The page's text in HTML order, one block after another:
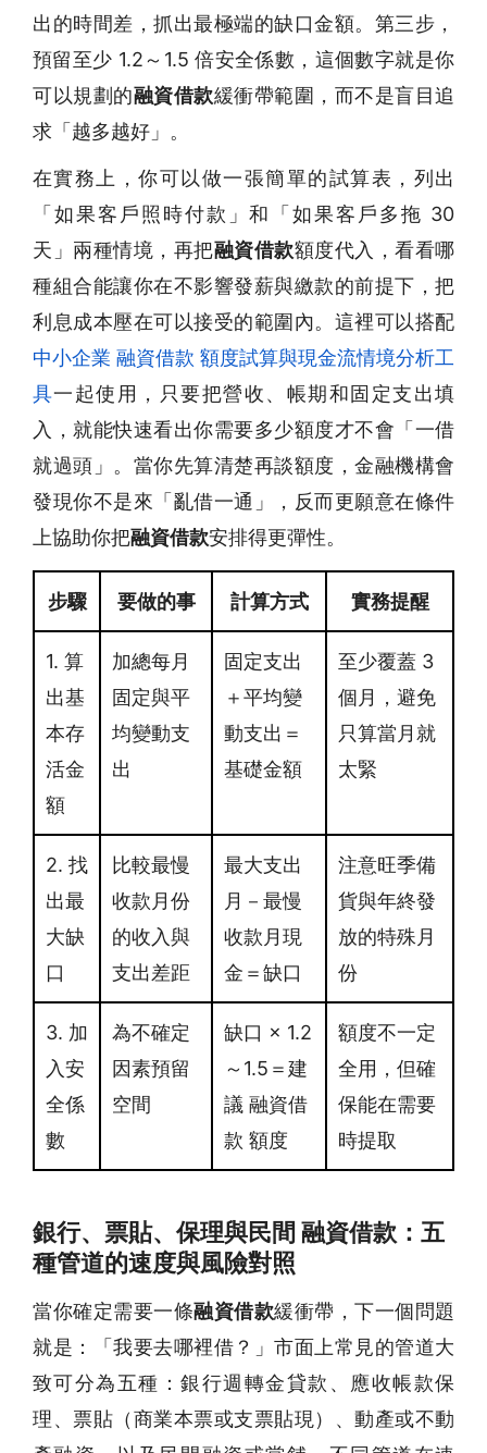
出的時間差，抓出最極端的缺口金額。第三步，
預留至少 1.2～1.5 倍安全係數，這個數字就是你
可以規劃的融資借款緩衝帶範圍，而不是盲目追
求「越多越好」。
在實務上，你可以做一張簡單的試算表，列出
「如果客戶照時付款」和「如果客戶多拖 30
天」兩種情境，再把融資借款額度代入，看看哪
種組合能讓你在不影響發薪與繳款的前提下，把
利息成本壓在可以接受的範圍內。這裡可以搭配
中小企業 融資借款 額度試算與現金流情境分析工
具一起使用，只要把營收、帳期和固定支出填
入，就能快速看出你需要多少額度才不會「一借
就過頭」。當你先算清楚再談額度，金融機構會
發現你不是來「亂借一通」，反而更願意在條件
上協助你把融資借款安排得更彈性。
步驟 要做的事 計算方式 實務提醒
1. 算
出基
本存
活金
額
加總每月
固定與平
均變動支
出
固定支出
＋平均變
動支出＝
基礎金額
至少覆蓋 3
個月，避免
只算當月就
太緊
2. 找
出最
大缺
口
比較最慢
收款月份
的收入與
支出差距
最大支出
月－最慢
收款月現
金＝缺口
注意旺季備
貨與年終發
放的特殊月
份
3. 加
入安
全係
數
為不確定
因素預留
空間
缺口 × 1.2
～1.5＝建
議 融資借
款 額度
額度不一定
全用，但確
保能在需要
時提取
銀行、票貼、保理與民間 融資借款：五
種管道的速度與風險對照
當你確定需要一條融資借款緩衝帶，下一個問題
就是：「我要去哪裡借？」市面上常見的管道大
致可分為五種：銀行週轉金貸款、應收帳款保
理、票貼（商業本票或支票貼現）、動產或不動